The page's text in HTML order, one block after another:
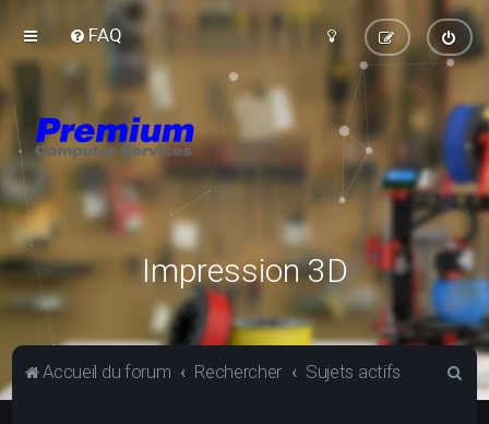
FAQ
Impression 3D
Accueil du forum Rechercher Sujets actifs